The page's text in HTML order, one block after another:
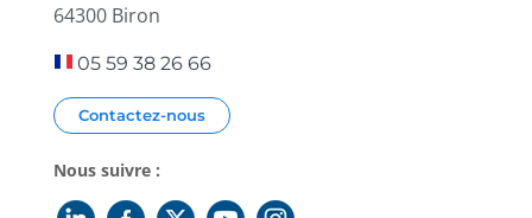
64300 Biron
05 59 38 26 66
Contactez-nous
Nous suivre :